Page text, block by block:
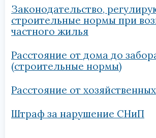
Законодательство,
строительные нормы при
частного жилья
Расстояние от дома до
(строительные нормы)
Расстояние от
Штраф за нарушение СНиП